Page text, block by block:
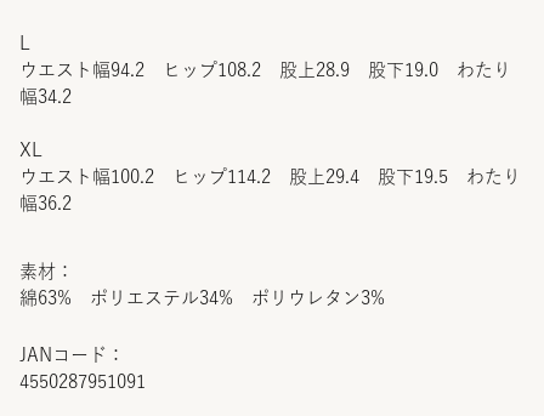
JANコード：
4550287951091
ウエスト幅94.2 ヒップ108.2 股上28.9 股下19.0 わたり
幅34.2
XL
ウエスト幅100.2 ヒップ114.2 股上29.4 股下19.5 わたり
幅36.2
素材：
綿63% ポリエステル34% ポリウレタン3%